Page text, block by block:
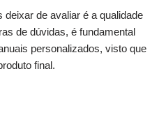
de avaliar é a qualidade
de dúvidas, é fundamental
personalizados, visto que
final.